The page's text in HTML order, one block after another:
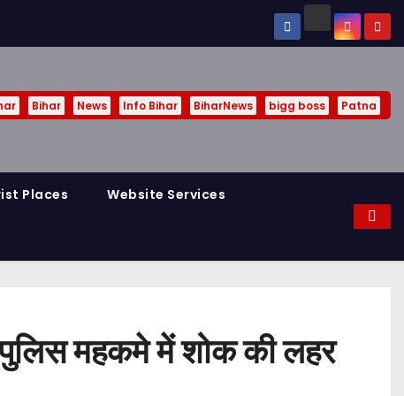
Bihar News Info Bihar BiharNews bigg boss Patna
Places Website Services
पुलिस महकमे में शोक की लहर